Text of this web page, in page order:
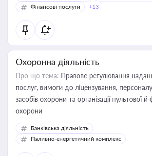
Фінансові послуги
+13
Охоронна діяльність
Про що тема: Правове регулювання
послуг, вимоги до ліцензування,
засобів охорони та організації пультової й
охорони
Банківська діяльність
Паливно-енергетичний комплекс